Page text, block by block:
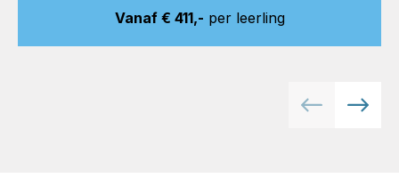
Vanaf € 411,- per leerling